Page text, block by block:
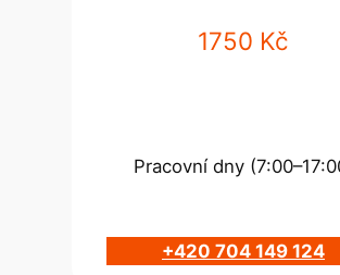
1750 Kč
Pracovní dny
+420 704 149 124